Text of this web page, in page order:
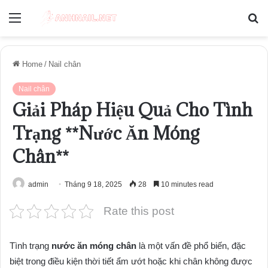
Menu
Home / Nail chân
Nail chân
Giải Pháp Hiệu Quả Cho Tình
Trạng **Nước Ăn Móng
Chân**
admin Tháng 9 18, 2025 28 10 minutes read
Rate this post
Tình trạng nước ăn móng chân là một vấn đề phổ biến, đặc
biệt trong điều kiện thời tiết ẩm ướt hoặc khi chân không được